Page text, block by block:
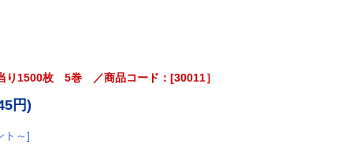
り1500枚 5巻 ／商品コード：[30011］
円)
ト～]